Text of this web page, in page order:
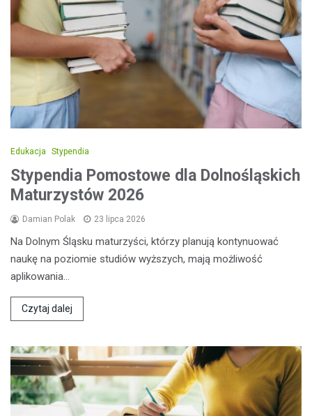
Edukacja Stypendia
Stypendia Pomostowe dla Dolnośląskich
Maturzystów 2026
Damian Polak 23 lipca 2026
Na Dolnym Śląsku maturzyści, którzy planują kontynuować
naukę na poziomie studiów wyższych, mają możliwość
aplikowania…
Czytaj dalej